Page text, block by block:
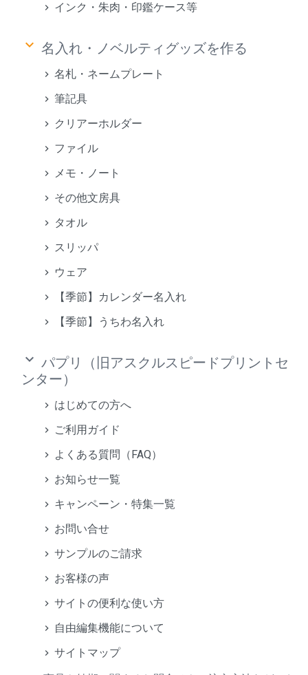
インク・朱肉・印鑑ケース等
keyboard_arrow_down 名入れ・ノベルティグッズを作る
名札・ネームプレート
筆記具
クリアーホルダー
ファイル
メモ・ノート
その他文房具
タオル
スリッパ
ウェア
【季節】カレンダー名入れ
【季節】うちわ名入れ
keyboard_arrow_down パプリ（旧アスクルスピードプリントセ
ンター）
はじめての方へ
ご利用ガイド
よくある質問（FAQ）
お知らせ一覧
キャンペーン・特集一覧
お問い合せ
サンプルのご請求
お客様の声
サイトの便利な使い方
自由編集機能について
サイトマップ